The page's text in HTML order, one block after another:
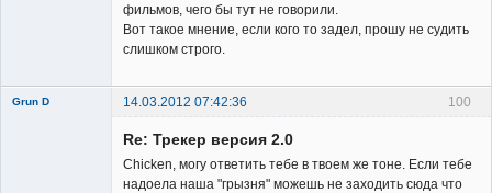
фильмов, чего бы тут не говорили.
Вот такое мнение, если кого то задел, прошу не судить
слишком строго.
100
Grun D 14.03.2012 07:42:36
Re: Трекер версия 2.0
Chicken, могу ответить тебе в твоем же тоне. Если тебе
надоела наша "грызня" можешь не заходить сюда что